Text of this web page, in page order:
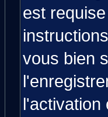
est
vous bien
l'activation